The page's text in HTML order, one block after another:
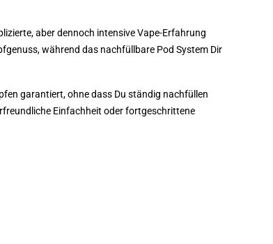
aber dennoch intensive Vape-Erfahrung
während das nachfüllbare Pod System Dir
garantiert, ohne dass Du ständig nachfüllen
Einfachheit oder fortgeschrittene